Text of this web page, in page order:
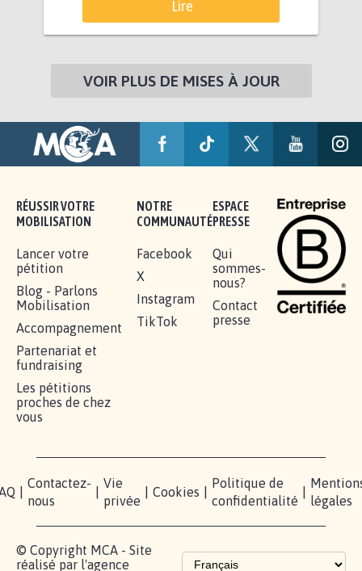
Lire
VOIR PLUS DE MISES À JOUR
RÉUSSIR VOTRE
MOBILISATION
Lancer votre
pétition
Blog - Parlons
Mobilisation
Accompagnement
Partenariat et
fundraising
Les pétitions
proches de chez
vous
NOTRE
COMMUNAUTÉ
Facebook
X
Instagram
TikTok
ESPACE
PRESSE
Qui
sommes-
nous?
Contact
presse
Contactez-
nous
Vie
privée
Cookies
Politique de
confidentialité
légales
© Copyright MCA - Site
réalisé par l'agence